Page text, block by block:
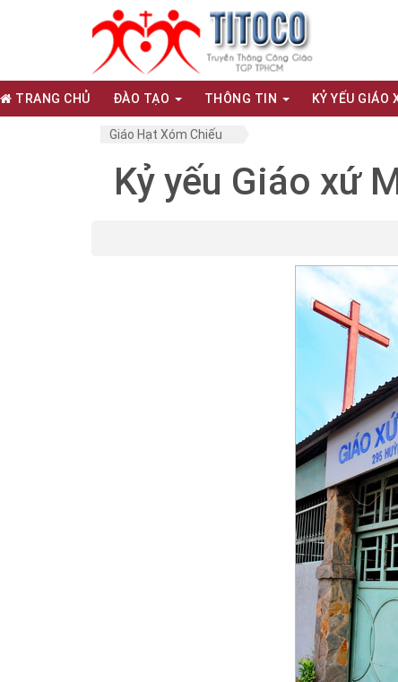
TRANG CHỦ ĐÀO TẠO THÔNG TIN KỶ YẾU GIÁO
Giáo Hạt Xóm Chiếu
Kỷ yếu Giáo xứ